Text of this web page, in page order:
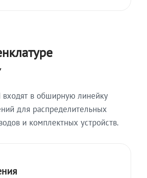
в обширную линейку
для распределительных
и комплектных устройств.